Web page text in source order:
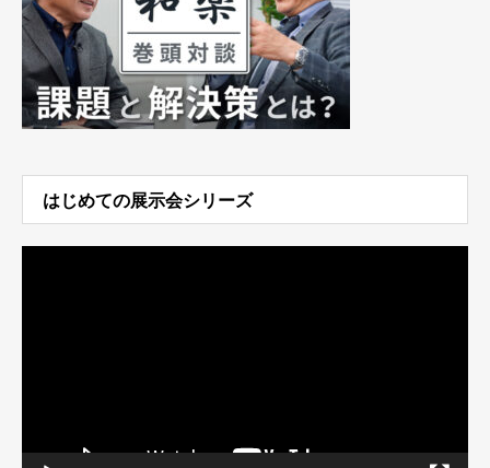
はじめての展示会シリーズ